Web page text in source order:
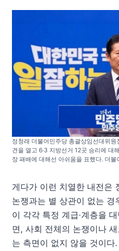
정청래 더불어민주당 총괄상임선대위
견을 열고 6·3 지방선거 12곳 승리에 대
장 패배에 대해선 아쉬움을 표했다. 더불
게다가 이런 치열한 내전은
논쟁과는 별 상관이 없는 경
이 각각 특정 계급·계층을
면, 사회 전체의 논쟁이나
는 측면이 없지 않을 것이